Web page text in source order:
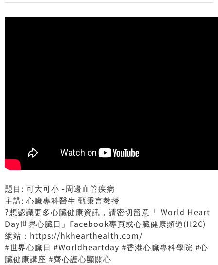
題目: 可大可小 -周邊血管疾病
主講: 心臟專科醫生 甄秉言教授
?想認識更多心臟健康資訊，請密切留意「 World Heart
Day世界心臟日」Facebook專頁或心臟健康頻道(H2C)
網站：https://hkhearthealth.com/
#世界心臟日 #Worldheartday #香港心臟專科學院 #心
臟健康講座 #齊心護心顯關心